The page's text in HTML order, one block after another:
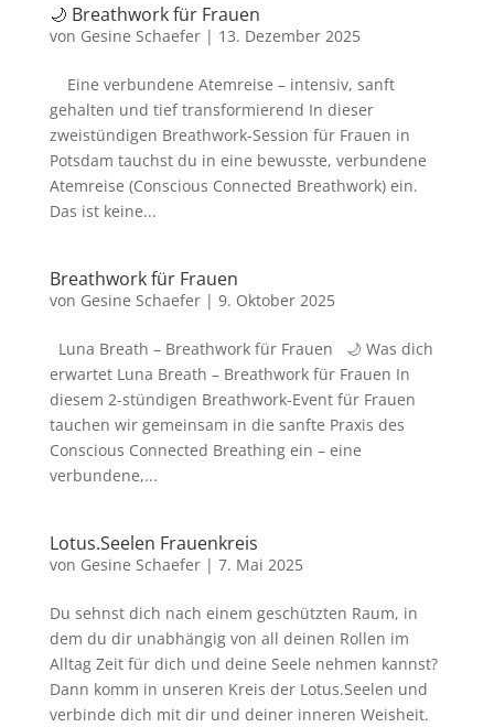
🌙 Breathwork für Frauen
von Gesine Schaefer| 13. Dezember 2025
Eine verbundene Atemreise – intensiv, sanft
gehalten und tief transformierend In dieser
zweistündigen Breathwork-Session für Frauen in
Potsdam tauchst du in eine bewusste, verbundene
Atemreise (Conscious Connected Breathwork) ein.
Das ist keine...
Breathwork für Frauen
von Gesine Schaefer| 9. Oktober 2025
Luna Breath – Breathwork für Frauen 🌙 Was dich
erwartet Luna Breath – Breathwork für Frauen In
diesem 2-stündigen Breathwork-Event für Frauen
tauchen wir gemeinsam in die sanfte Praxis des
Conscious Connected Breathing ein – eine
verbundene,...
Lotus.Seelen Frauenkreis
von Gesine Schaefer| 7. Mai 2025
Du sehnst dich nach einem geschützten Raum, in
dem du dir unabhängig von all deinen Rollen im
Alltag Zeit für dich und deine Seele nehmen kannst?
Dann komm in unseren Kreis der Lotus.Seelen und
verbinde dich mit dir und deiner inneren Weisheit.